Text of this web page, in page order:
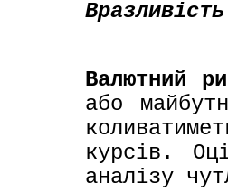
Валютний
або
курсів.
аналізу